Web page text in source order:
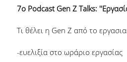
7o Podcast Gen Z Talks:
Τι θέλει η Gen Z από το
-ευελιξία στο ωράριο εργασίας